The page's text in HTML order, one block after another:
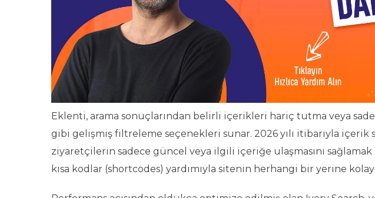
Eklenti, arama sonuçlarından belirli içerikleri hariç tutma veya
gibi gelişmiş filtreleme seçenekleri sunar. 2026 yılı itibarıyla içerik
ziyaretçilerin sadece güncel veya ilgili içeriğe ulaşmasını sağlamak
kısa kodlar (shortcodes) yardımıyla sitenin herhangi bir yerine